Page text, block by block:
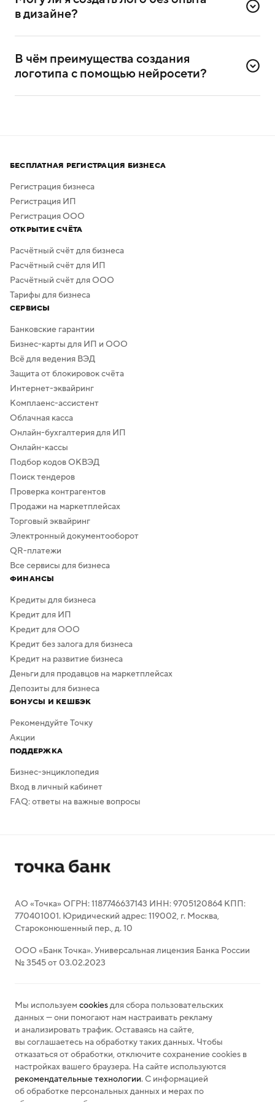
компании и её слоган (дескриптор).
в дизайне?
дизайнерского опыта. Он разработан специально для
самостоятельного создания логотипов.
В чём преимущества создания
логотипа с помощью нейросети?
а скачать результат можно бесплатно в высоком
качестве. Дополнительная обработка не нужна —
в сервисе предусмотрено скачивание логотипа без
фона.
БЕСПЛАТНАЯ РЕГИСТРАЦИЯ БИЗНЕСА
Регистрация бизнеса
Регистрация ИП
Регистрация ООО
ОТКРЫТИЕ СЧЁТА
Расчётный счёт для бизнеса
Расчётный счёт для ИП
Расчётный счёт для ООО
Тарифы для бизнеса
СЕРВИСЫ
Банковские гарантии
Бизнес-карты для ИП и ООО
Всё для ведения ВЭД
Защита от блокировок счёта
Интернет-эквайринг
Комплаенс-ассистент
Облачная касса
Онлайн-бухгалтерия для ИП
Онлайн-кассы
Подбор кодов ОКВЭД
Поиск тендеров
Проверка контрагентов
Продажи на маркетплейсах
Торговый эквайринг
Электронный документооборот
QR-платежи
Все сервисы для бизнеса
ФИНАНСЫ
Кредиты для бизнеса
Кредит для ИП
Кредит для ООО
Кредит без залога для бизнеса
Кредит на развитие бизнеса
Деньги для продавцов на маркетплейсах
Депозиты для бизнеса
БОНУСЫ И КЕШБЭК
Рекомендуйте Точку
Акции
ПОДДЕРЖКА
Бизнес-энциклопедия
Вход в личный кабинет
FAQ: ответы на важные вопросы
АО «Точка» ОГРН: 1187746637143 ИНН: 9705120864 КПП:
770401001. Юридический адрес: 119002, г. Москва,
Староконюшенный пер., д. 10
ООО «Банк Точка». Универсальная лицензия Банка России
№ 3545 от 03.02.2023
Мы используем cookiesдля сбора пользовательских
данных — они помогают нам настраивать рекламу
и анализировать трафик. Оставаясь на сайте,
вы соглашаетесь на обработку таких данных. Чтобы
отказаться от обработки, отключите сохранение cookies в
настройках вашего браузера. На сайте используются
рекомендательные технологии. С информацией
об обработке персональных данных и мерах по